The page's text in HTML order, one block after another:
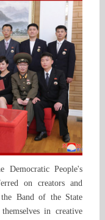
People's
on creators and
Band of the State
in creative